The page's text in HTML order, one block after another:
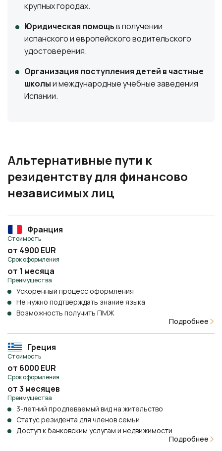
крупных городах.
Юридическая помощьв получении
испанского и европейского водительского
удостоверения.
Организация поступления детей в частные
школыи международные учебные заведения
Испании.
Альтернативные пути к
резидентству для финансово
независимых лиц
Франция
Стоимость
от 4900 EUR
Срок оформления
от 1 месяца
Преимущества
Ускоренный процесс оформления
Не нужно подтверждать знание языка
Возможность получить ПМЖ
Подробнее
Греция
Стоимость
от 6000 EUR
Срок оформления
от 3 месяцев
Преимущества
3-летний продлеваемый вид на жительство
Статус резидента для членов семьи
Доступ к банковским услугам и недвижимости
Подробнее